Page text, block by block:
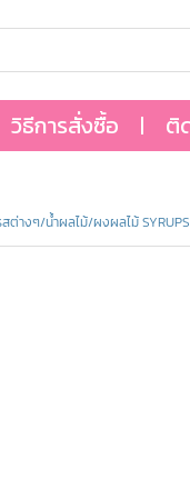
วิธีการสั่งซื้อ ติ
ต่างๆ/น้ำผลไม้/ผงผลไม้